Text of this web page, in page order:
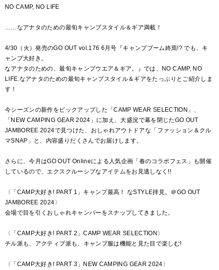
NO CAMP, NO LIFE
……なアナタのための最旬キャンプスタイル＆ギア満載！
4/30（火）発売のGO OUT vol.176 6月号『キャンプブーム終焉!? でも、キ
ャンプ大好き。
なアナタのための、最旬キャンプウエア＆ギア。』では、NO CAMP, NO
LIFE.なアナタのための最旬キャンプスタイル＆ギアをたっぷりとご紹介しま
す！
今シーズンの新作をピックアップした「CAMP WEAR SELECTION」、
「NEW CAMPING GEAR 2024」に加え、大盛況で幕を閉じたGO OUT
JAMBOREE 2024で見つけた、おしゃれアウトドアな「ファッション＆クル
マSNAP」と、内容盛りだくさんでお届けします。
さらに、今月はGO OUT Onlineによる人気企画「春のコラボフェス」も開催
しているので、エクスクルーシブなアイテムをお見逃しなく!!
〈「CAMP大好き! PART 1」キャンプ最高！ なSTYLE拝見。＠GO OUT
JAMBOREE 2024〉
会場で目を引くおしゃれキャンパーをスナップしてきました。
〈「CAMP大好き! PART 2」CAMP WEAR SELECTION〉
チル派も、アクティブ派も、キャンプ服は機能と見た目で楽しむ!
〈「CAMP大好き! PART 3」NEW CAMPING GEAR 2024〉